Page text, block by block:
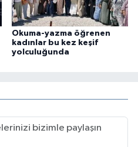
Okuma-yazma öğrenen
kadınlar bu kez keşif
yolculuğunda